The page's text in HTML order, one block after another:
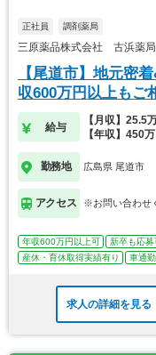
正社員 調剤薬局
三原薬品株式会社 古浜薬
【尾道市】地元密
収600万円以上もご
給与
【月収】25.5
【年収】450
勤務地 広島県 尾道市
アクセス ※お問い合わせ
年収600万円以上可 新卒も応募
産休・育休取得実績有り
車通
求人の詳細を見る